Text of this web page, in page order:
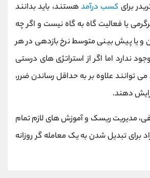
برای کسب درآمدهستند، باید بدانند
یا فعالیت گاه به گاه نیست و اگر چه
و یا پیش بینی متوسط نرخ بازدهی در هر
ندارد اما اگر از استراتژی های درستی
توانند علاوه بر به حداقل رساندن ضرر،
دهند.
مدیریت ریسک و آموزش های لازم تمام
برای تبدیل شدن به یک معامله گر روزانه